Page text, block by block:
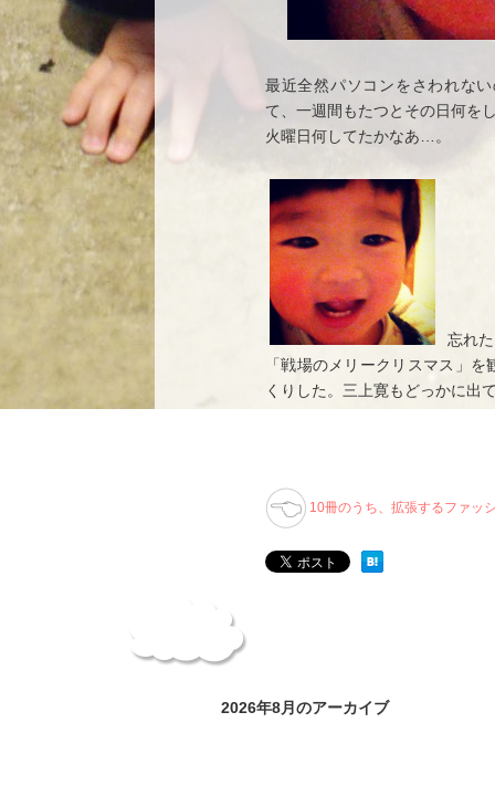
最近全然パソコンをさわれな
て、一週間もたつとその日何を
火曜日何してたかなあ…。
忘れ
「戦場のメリークリスマス」
くりした。三上寛もどっかに出
10冊のうち、拡張するファッ
2026年8月のアーカイブ